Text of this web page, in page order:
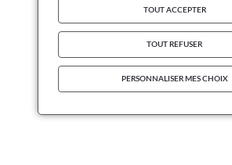
TOUT ACCEPTER
TOUT REFUSER
PERSONNALISER MES CHOIX